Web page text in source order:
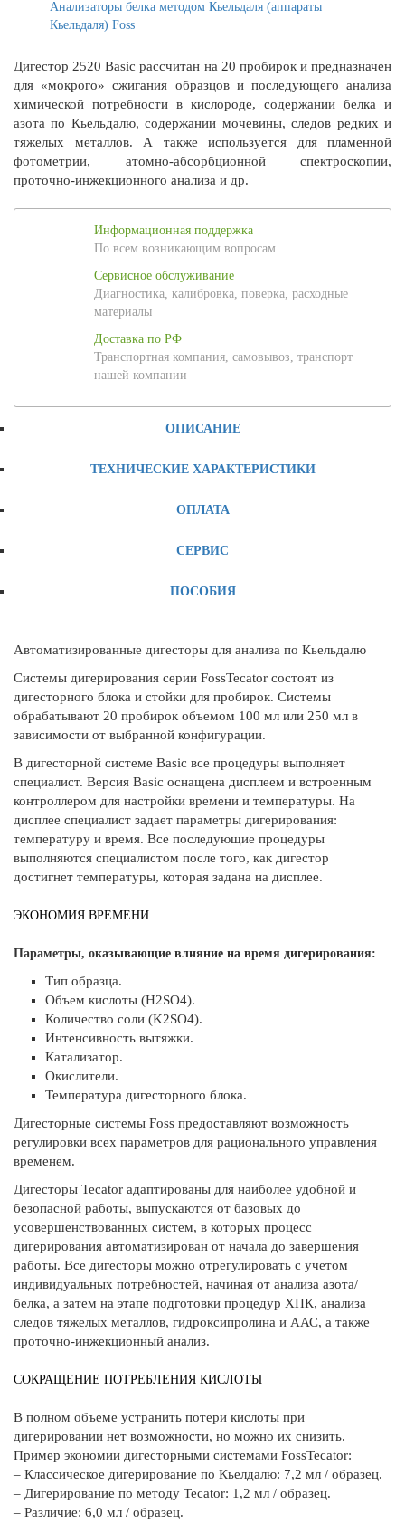
Анализаторы белка методом Кьельдаля (аппараты
Кьельдаля) Foss
Дигестор 2520 Basic рассчитан на 20 пробирок и предназначен
для «мокрого» сжигания образцов и последующего анализа
химической потребности в кислороде, содержании белка и
азота по Кьельдалю, содержании мочевины, следов редких и
тяжелых металлов. А также используется для пламенной
фотометрии, атомно-абсорбционной спектроскопии,
проточно-инжекционного анализа и др.
Информационная поддержка
По всем возникающим вопросам
Сервисное обслуживание
Диагностика, калибровка, поверка, расходные
материалы
Доставка по РФ
Транспортная компания, самовывоз, транспорт
нашей компании
ОПИСАНИЕ
ТЕХНИЧЕСКИЕ ХАРАКТЕРИСТИКИ
ОПЛАТА
СЕРВИС
ПОСОБИЯ
Автоматизированные дигесторы для анализа по Кьельдалю
Системы дигерирования серии FossTecator состоят из
дигесторного блока и стойки для пробирок. Системы
обрабатывают 20 пробирок объемом 100 мл или 250 мл в
зависимости от выбранной конфигурации.
В дигесторной системе Basic все процедуры выполняет
специалист. Версия Basic оснащена дисплеем и встроенным
контроллером для настройки времени и температуры. На
дисплее специалист задает параметры дигерирования:
температуру и время. Все последующие процедуры
выполняются специалистом после того, как дигестор
достигнет температуры, которая задана на дисплее.
ЭКОНОМИЯ ВРЕМЕНИ
Параметры, оказывающие влияние на время дигерирования:
Тип образца.
Объем кислоты (H2SO4).
Количество соли (K2SO4).
Интенсивность вытяжки.
Катализатор.
Окислители.
Температура дигесторного блока.
Дигесторные системы Foss предоставляют возможность
регулировки всех параметров для рационального управления
временем.
Дигесторы Tecator адаптированы для наиболее удобной и
безопасной работы, выпускаются от базовых до
усовершенствованных систем, в которых процесс
дигерирования автоматизирован от начала до завершения
работы. Все дигесторы можно отрегулировать с учетом
индивидуальных потребностей, начиная от анализа азота/
белка, а затем на этапе подготовки процедур ХПК, анализа
следов тяжелых металлов, гидроксипролина и ААС, а также
проточно-инжекционный анализ.
СОКРАЩЕНИЕ ПОТРЕБЛЕНИЯ КИСЛОТЫ
В полном объеме устранить потери кислоты при
дигерировании нет возможности, но можно их снизить.
Пример экономии дигесторными системами FossTecator:
– Классическое дигерирование по Кьелдалю: 7,2 мл / образец.
– Дигерирование по методу Tecator: 1,2 мл / образец.
– Различие: 6,0 мл / образец.